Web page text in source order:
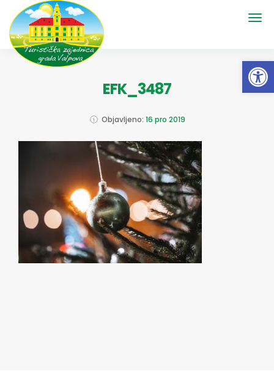
EFK_3487
Objavljeno: 16 pro 2019